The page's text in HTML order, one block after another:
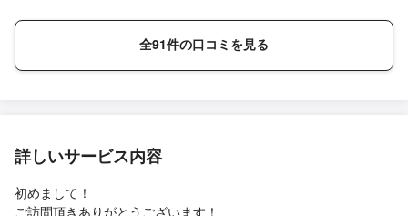
全91件の口コミを見る
詳しいサービス内容
初めまして！
ご訪問頂きありがとうございます！